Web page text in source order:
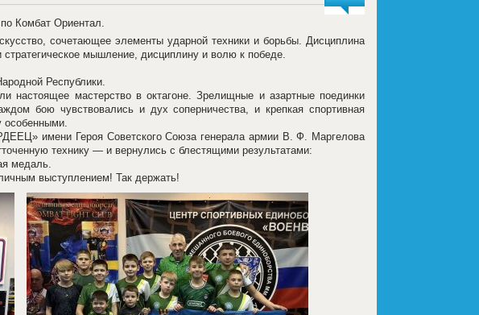
Комбат Ориентал.
сочетающее элементы ударной техники и борьбы. Дисциплина
мышление, дисциплину и волю к победе.
Республики.
настоящее мастерство в октагоне. Зрелищные и азартные поединки
бою чувствовались и дух соперничества, и крепкая спортивная
особенными.
имени Героя Советского Союза генерала армии В. Ф. Маргелова
технику — и вернулись с блестящими результатами:
медаль.
выступлением! Так держать!